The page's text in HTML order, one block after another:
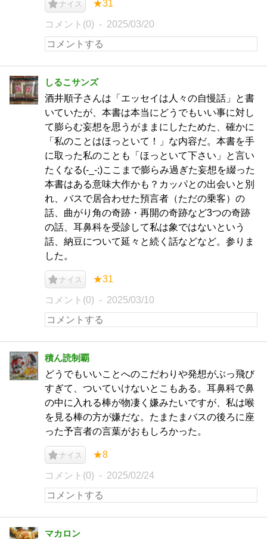
ナイス ★31
コメント(0) 2025/03/20
しるこサンズ
酒井順子さんは「エッセイは人々の自慢話」と書
いていたが、本書は本当にどうでもいい事に対し
て膨らむ妄想を思うがままにしたためた、確かに
「私のことはほっといて！」な内容だ。本書を手
に取った私のことも「ほっといて下さい」と言い
たくなる(-_-;)ここまで膨らみ過ぎた妄想を綴った
本書はある意味大作かも？カッパとの出会いと別
れ、バスで居合わせた預言者（ただの乗客）の
話、曲がり角の奇跡・再開の奇跡など3つの奇跡
の話、耳鼻科を受診して私は象ではないという
話、納豆について延々と続く話などなど。参りま
した。
ナイス ★31
コメント(0) 2025/03/10
積ん読制覇
どうでもいいことへのこだわりや発想がぶっ飛び
すぎて、ついていけないとこもある。耳鼻科で鼻
の中に入れる棒が物凄く嫌みたいですが、私は喉
を見る棒の方が嫌だな。たまたまバスの後ろに座
った予言者の言葉がおもしろかった。
ナイス ★8
コメント(0) 2025/02/24
マカロン